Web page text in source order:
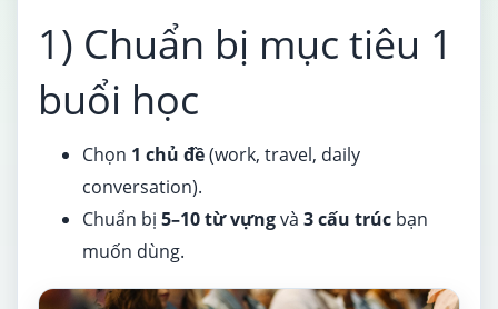
1) Chuẩn bị mục tiêu 1
buổi học
Chọn 1 chủ đề(work, travel, daily
conversation).
Chuẩn bị 5–10 từ vựngvà 3 cấu trúc bạn
muốn dùng.